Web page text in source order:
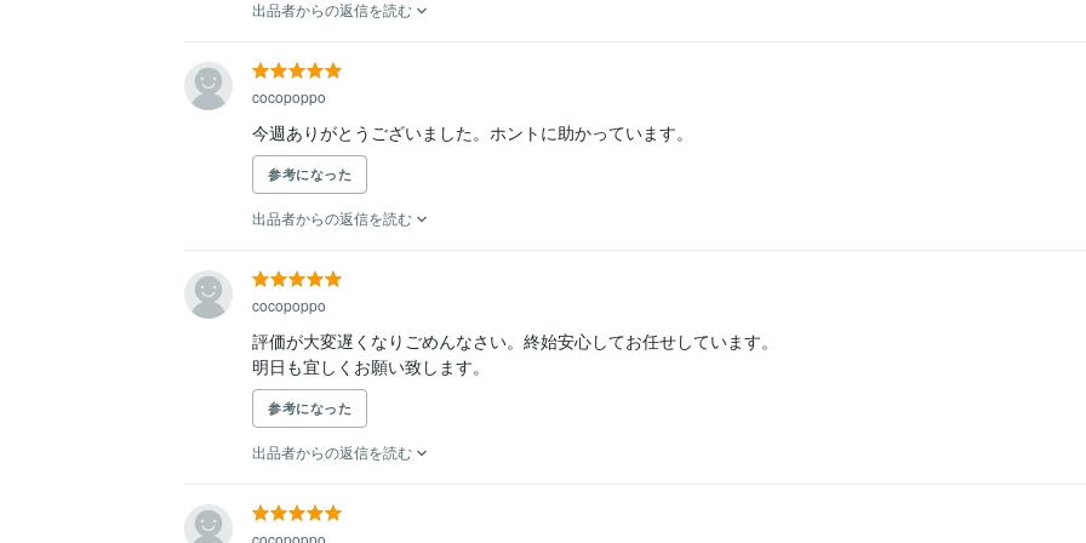
出品者からの返信を読む
cocopoppo
今週ありがとうございました。ホントに助かっています。
参考になった
出品者からの返信を読む
cocopoppo
評価が大変遅くなりごめんなさい。終始安心してお任せしています。
明日も宜しくお願い致します。
参考になった
出品者からの返信を読む
cocopoppo